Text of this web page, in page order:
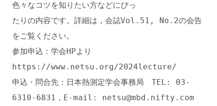
色々なコツを知りたい方などにぴっ
たりの内容です。詳細は，会誌Vol.51, No.2の会告
をご覧ください。
参加申込：学会HPより
https://www.netsu.org/2024lecture/
申込・問合先：日本熱測定学会事務局 TEL: 03-
6310-6831，E-mail: netsu@mbd.nifty.com